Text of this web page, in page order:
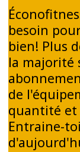
besoin
bien! Plus
la majorité
de
quantité et
Entraine-